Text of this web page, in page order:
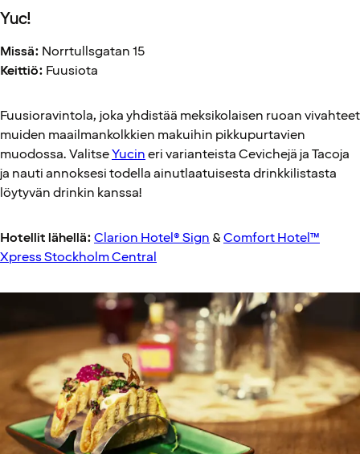
Yuc!
Missä: Norrtullsgatan 15
Keittiö: Fuusiota
Fuusioravintola, joka yhdistää meksikolaisen ruoan vivahteet
muiden maailmankolkkien makuihin pikkupurtavien
muodossa. ValitseYucineri varianteista Cevichejä ja Tacoja
ja nauti annoksesi todella ainutlaatuisesta drinkkilistasta
löytyvän drinkin kanssa!
Hotellit lähellä:Clarion Hotel® Sign&Comfort Hotel™
Xpress Stockholm Central